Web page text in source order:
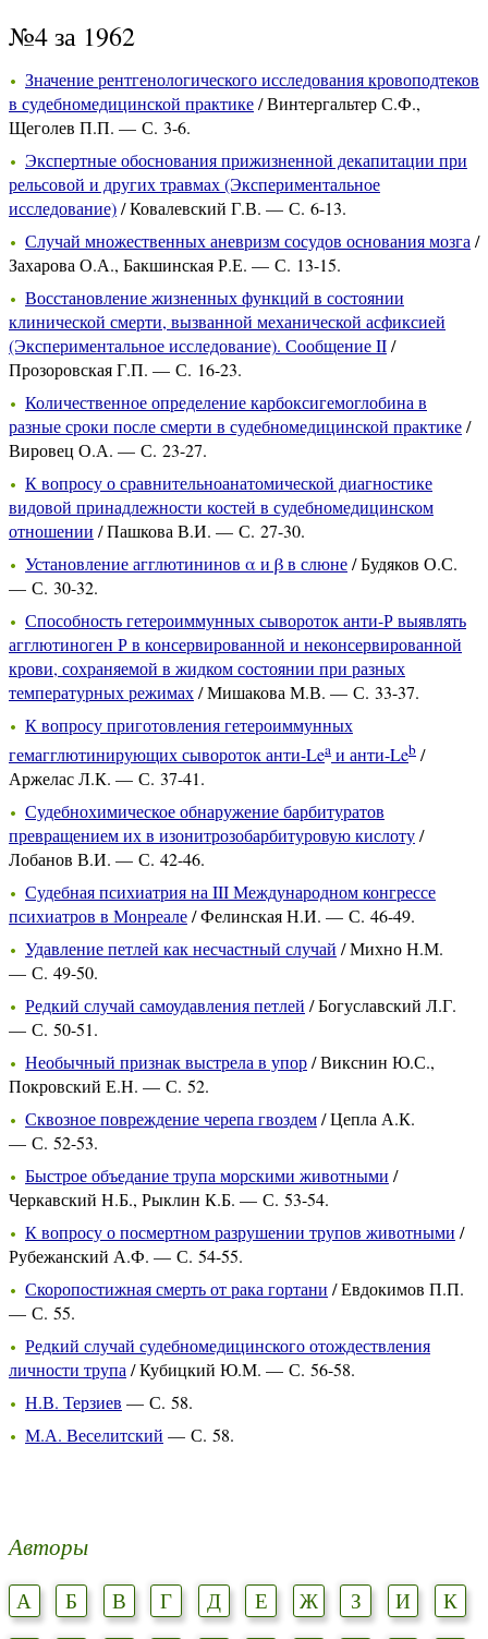
№4 за 1962
Значение рентгенологического исследования кровоподтеков
в судебномедицинской практике/ Винтергальтер С.Ф.,
Щеголев П.П. — С. 3-6.
Экспертные обоснования прижизненной декапитации при
рельсовой и других травмах (Экспериментальное
исследование)/ Ковалевский Г.В. — С. 6-13.
Случай множественных аневризм сосудов основания мозга /
Захарова О.А., Бакшинская Р.Е. — С. 13-15.
Восстановление жизненных функций в состоянии
клинической смерти, вызванной механической асфиксией
(Экспериментальное исследование). Сообщение II/
Прозоровская Г.П. — С. 16-23.
Количественное определение карбоксигемоглобина в
разные сроки после смерти в судебномедицинской практике/
Вировец О.А. — С. 23-27.
К вопросу о сравнительноанатомической диагностике
видовой принадлежности костей в судебномедицинском
отношении / Пашкова В.И. — С. 27-30.
Установление агглютининов α и β в слюне/ Будяков О.С.
— С. 30-32.
Способность гетероиммунных сывороток анти-Р выявлять
агглютиноген Р в консервированной и неконсервированной
крови, сохраняемой в жидком состоянии при разных
температурных режимах/ Мишакова М.В. — С. 33-37.
К вопросу приготовления гетероиммунных
гемагглютинирующих сывороток анти-Lea и анти-Leb /
Аржелас Л.К. — С. 37-41.
Судебнохимическое обнаружение барбитуратов
превращением их в изонитрозобарбитуровую кислоту/
Лобанов В.И. — С. 42-46.
Судебная психиатрия на III Международном конгрессе
психиатров в Монреале/ Фелинская Н.И. — С. 46-49.
Удавление петлей как несчастный случай / Михно Н.М.
— С. 49-50.
Редкий случай самоудавления петлей / Богуславский Л.Г.
— С. 50-51.
Необычный признак выстрела в упор/ Викснин Ю.С.,
Покровский Е.Н. — С. 52.
Сквозное повреждение черепа гвоздем/ Цепла А.К.
— С. 52-53.
Быстрое объедание трупа морскими животными /
Черкавский Н.Б., Рыклин К.Б. — С. 53-54.
К вопросу о посмертном разрушении трупов животными /
Рубежанский А.Ф. — С. 54-55.
Скоропостижная смерть от рака гортани / Евдокимов П.П.
— С. 55.
Редкий случай судебномедицинского отождествления
личности трупа/ Кубицкий Ю.М. — С. 56-58.
Н.В. Терзиев — С. 58.
М.А. Веселитский — С. 58.
Авторы
А Б В Г Д Е Ж З И
К